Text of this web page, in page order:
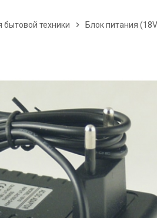
бытовой техники  Блок питания